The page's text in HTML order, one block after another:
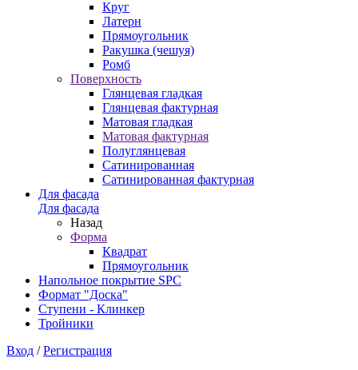
Круг
Латерн
Прямоугольник
Ракушка (чешуя)
Ромб
Поверхность
Глянцевая гладкая
Глянцевая фактурная
Матовая гладкая
Матовая фактурная
Полуглянцевая
Сатинированная
Сатинированная фактурная
Для фасада
Для фасада
Назад
Форма
Квадрат
Прямоугольник
Напольное покрытие SPC
Формат "Доска"
Ступени - Клинкер
Тройники
Вход /Регистрация